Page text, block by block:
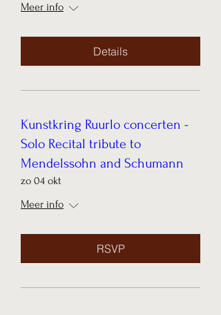
Meer info
Details
Kunstkring Ruurlo concerten -
Solo Recital tribute to
Mendelssohn and Schumann
zo 04 okt
Meer info
RSVP